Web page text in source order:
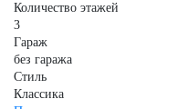
Количество этажей
3
Гараж
без гаража
Стиль
Классика